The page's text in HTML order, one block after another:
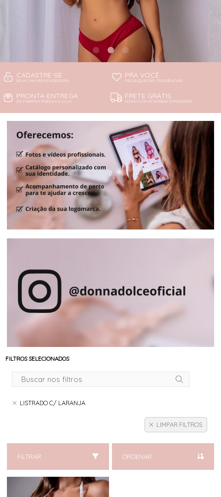
CADASTRE-SE
SEJA UMA REVENDEDORA
PRA VOCÊ
PEÇAS QUE SÃO TENDÊNCIAS!
PRONTA-ENTREGA
DA FÁBRICA PARA SUA LOJA
FRETE GRÁTIS
CONSULTE AS NOSSAS CONDIÇÕES
FILTROS SELECIONADOS
LISTRADO C/ LARANJA
LIMPAR FILTROS
FILTRAR ORDENAR